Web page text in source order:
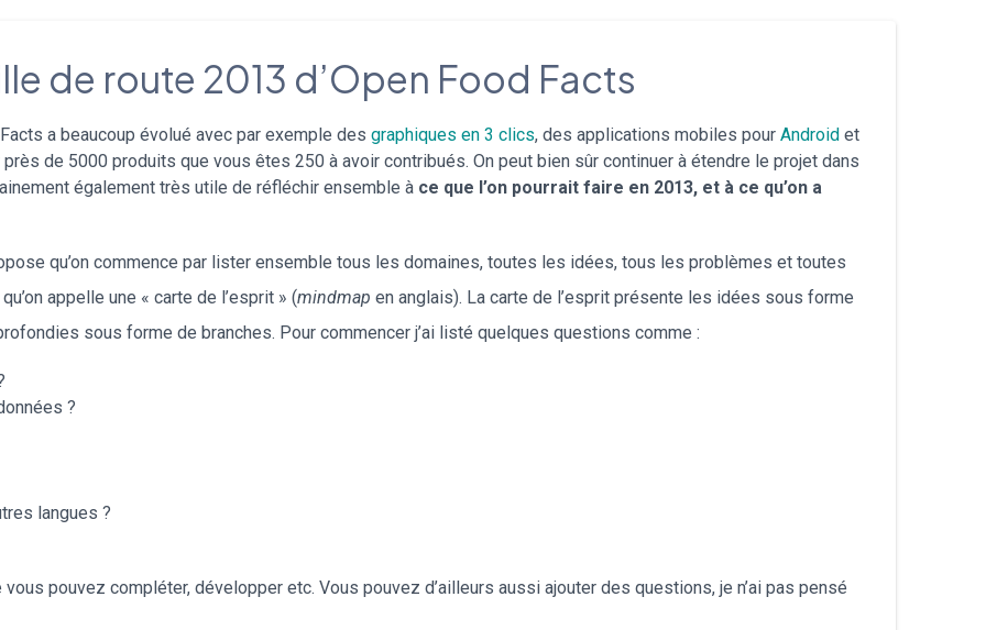
עברית
Čeština
日本語
Hrvatski
de route 2013 d’Open Food Facts
a beaucoup évolué avec par exemple desgraphiques en 3 clics, des applications mobiles pourAndroid et
près de 5000 produits que vous êtes 250 à avoir contribués. On peut bien sûr continuer à étendre le projet dans
également très utile de réfléchir ensemble à ce que l’on pourrait faire en 2013, et à ce qu’on a
qu’on commence par lister ensemble tous les domaines, toutes les idées, tous les problèmes et toutes
appelle une « carte de l’esprit » (mindmap en anglais). La carte de l’esprit présente les idées sous forme
sous forme de branches. Pour commencer j’ai listé quelques questions comme :
?
langues ?
pouvez compléter, développer etc. Vous pouvez d’ailleurs aussi ajouter des questions, je n’ai pas pensé